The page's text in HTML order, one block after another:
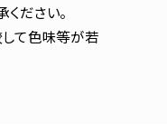
ださい。
て色味等が若